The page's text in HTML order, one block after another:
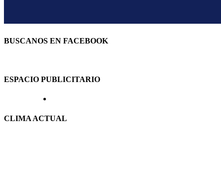
BUSCANOS EN FACEBOOK
ESPACIO PUBLICITARIO
CLIMA ACTUAL